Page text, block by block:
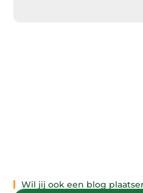
Wil jij ook een blog